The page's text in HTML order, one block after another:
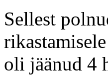
Sellest
oli jäänud 4